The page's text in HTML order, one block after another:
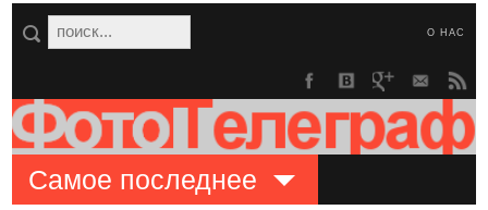
О НАС
Самое последнее